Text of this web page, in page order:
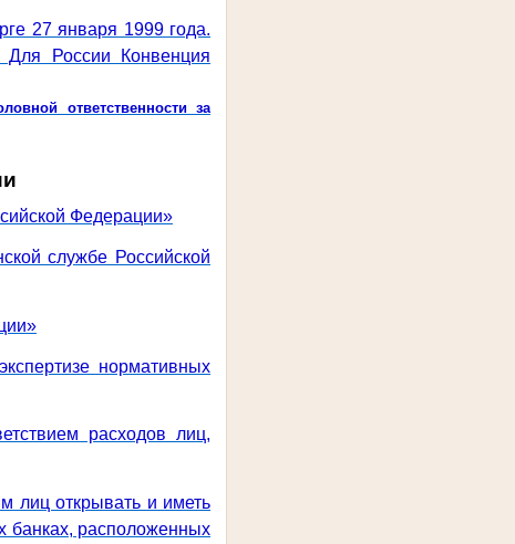
27 января 1999 года.
России Конвенция
ответственности за
Федерации»
службе Российской
нормативных
расходов лиц,
лиц открывать и иметь
банках, расположенных